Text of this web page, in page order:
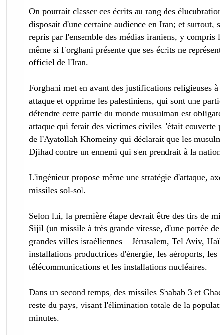
On pourrait classer ces écrits au rang des
disposait d'une certaine audience en Iran; et surtout,
repris par l'ensemble des médias iraniens, y compris
même si Forghani présente que ses écrits ne
officiel de l'Iran.
Forghani met en avant des justifications religieuses
attaque et opprime les palestiniens, qui sont une
défendre cette partie du monde musulman est
attaque qui ferait des victimes civiles "était couverte
de l'Ayatollah Khomeiny qui déclarait que les
Djihad contre un ennemi qui s'en prendrait à la
L'ingénieur propose même une stratégie d'attaque,
missiles sol-sol.
Selon lui, la première étape devrait être des tirs de
Sijil (un missile à très grande vitesse, d'une portée
grandes villes israéliennes – Jérusalem, Tel Aviv,
installations productrices d'énergie, les aéroports, les
télécommunications et les installations nucléaires.
Dans un second temps, des missiles Shabab 3 et
reste du pays, visant l'élimination totale de la
minutes.